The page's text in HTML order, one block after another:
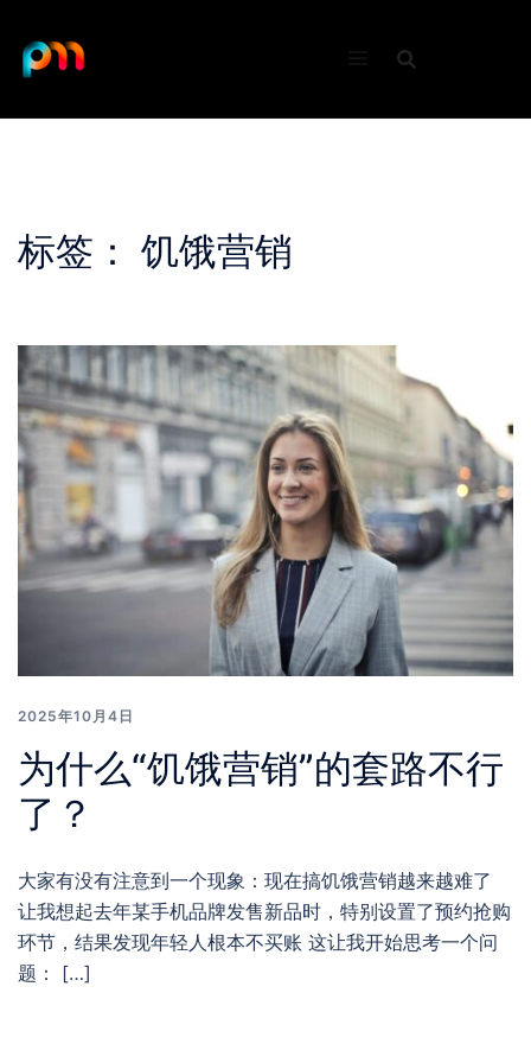
content
标签： 饥饿营销
2025年10月4日
为什么“饥饿营销”的套路不行
了？
大家有没有注意到一个现象：现在搞饥饿营销越来越难了
让我想起去年某手机品牌发售新品时，特别设置了预约抢购
环节，结果发现年轻人根本不买账 这让我开始思考一个问
题： […]